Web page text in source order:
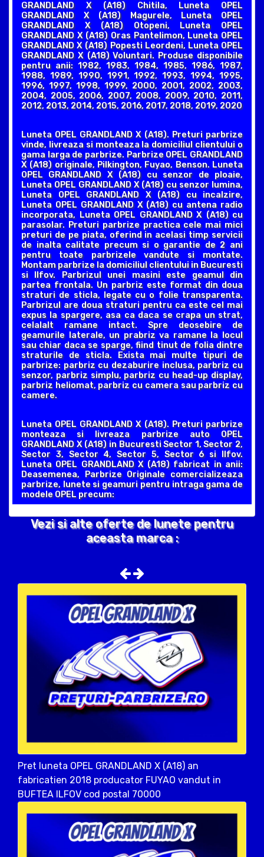
GRANDLAND X (A18) Chitila, Luneta OPEL
GRANDLAND X (A18) Magurele, Luneta OPEL
GRANDLAND X (A18) Otopeni, Luneta OPEL
GRANDLAND X (A18) Oras Pantelimon, Luneta OPEL
GRANDLAND X (A18) Popesti Leordeni, Luneta OPEL
GRANDLAND X (A18) Voluntari. Produse disponibile
pentru anii: 1982, 1983, 1984, 1985, 1986, 1987,
1988, 1989, 1990, 1991, 1992, 1993, 1994, 1995,
1996, 1997, 1998, 1999, 2000, 2001, 2002, 2003,
2004, 2005, 2006, 2007, 2008, 2009, 2010, 2011,
2012, 2013, 2014, 2015, 2016, 2017, 2018, 2019, 2020
Luneta OPEL GRANDLAND X (A18). Preturi parbrize
vinde, livreaza si monteaza la domiciliul clientului o
gama larga de parbrize. Parbrize OPEL GRANDLAND
X (A18) originale, Pilkington, Fuyao, Benson. Luneta
OPEL GRANDLAND X (A18) cu senzor de ploaie,
Luneta OPEL GRANDLAND X (A18) cu senzor lumina,
Luneta OPEL GRANDLAND X (A18) cu incalzire,
Luneta OPEL GRANDLAND X (A18) cu antena radio
incorporata, Luneta OPEL GRANDLAND X (A18) cu
parasolar. Preturi parbrize practica cele mai mici
preturi de pe piata, oferind in acelasi timp servicii
de inalta calitate precum si o garantie de 2 ani
pentru toate parbrizele vandute si montate.
Montam parbrize la domiciliul clientului in Bucuresti
si Ilfov. Parbrizul unei masini este geamul din
partea frontala. Un parbriz este format din doua
straturi de sticla, legate cu o folie transparenta.
Parbrizul are doua straturi pentru ca este cel mai
expus la spargere, asa ca daca se crapa un strat,
celalalt ramane intact. Spre deosebire de
geamurile laterale, un prabriz va ramane la locul
sau chiar daca se sparge, fiind tinut de folia dintre
straturile de sticla. Exista mai multe tipuri de
parbrize: parbriz cu dezaburire inclusa, parbriz cu
senzor, parbriz simplu, parbriz cu head-up display,
parbriz heliomat, parbriz cu camera sau parbriz cu
camere.
Luneta OPEL GRANDLAND X (A18). Preturi parbrize
monteaza si livreaza parbrize auto OPEL
GRANDLAND X (A18) in Bucuresti Sector 1, Sector 2,
Sector 3, Sector 4, Sector 5, Sector 6 si Ilfov.
Luneta OPEL GRANDLAND X (A18) fabricat in anii:
Deasemenea, Parbrize Originale comercializeaza
parbrize, lunete si geamuri pentru intraga gama de
modele OPEL precum:
Vezi si alte oferte de lunete pentru
aceasta marca :
Pret luneta OPEL GRANDLAND X (A18) an
fabricatien 2018 producator FUYAO vandut in
BUFTEA ILFOV cod postal 70000